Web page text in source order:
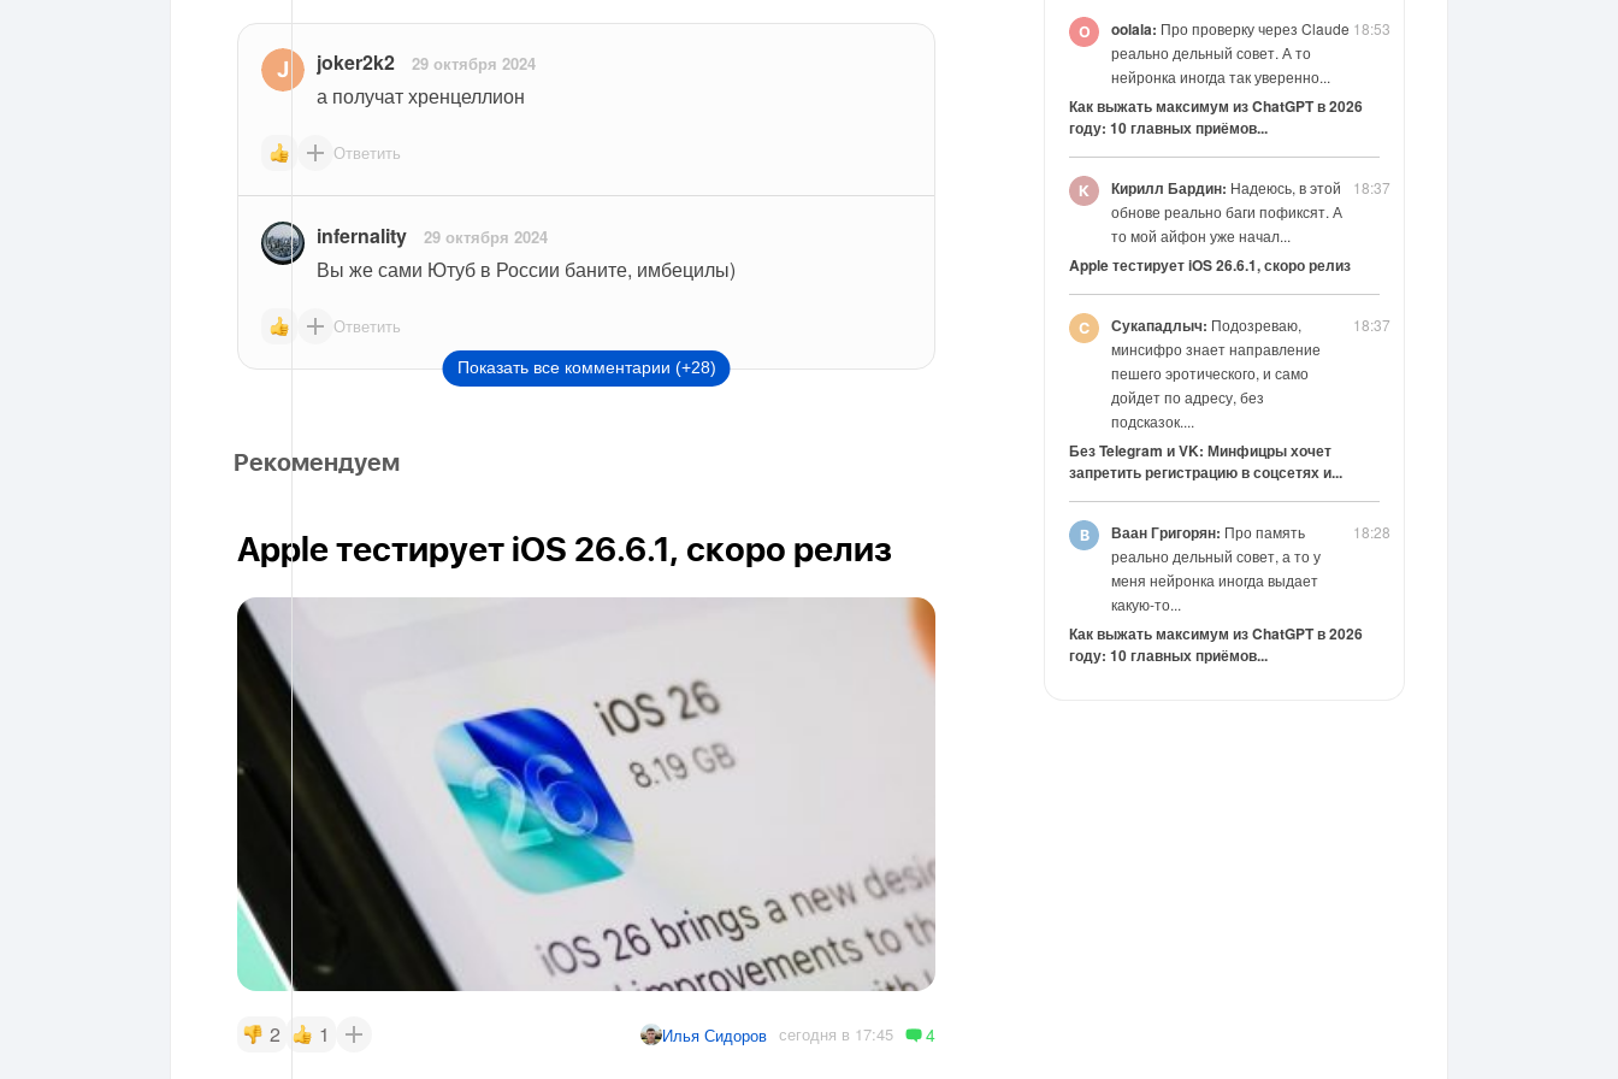
joker2k2 29 октября 2024
а получат хренцеллион
Ответить
infernality 29 октября 2024
Вы же сами Ютуб в России баните, имбецилы)
Ответить
Показать все комментарии (+28)
Рекомендуем
Apple тестирует iOS 26.6.1, скоро релиз
2 1 Илья Сидоров сегодня в 17:45 4
18:53
oolala: Про проверку через Claude
реально дельный совет. А то
нейронка иногда так уверенно...
Как выжать максимум из ChatGPT в 2026
году: 10 главных приёмов...
18:37
Кирилл Бардин: Надеюсь, в этой
обнове реально баги пофиксят. А
то мой айфон уже начал...
Apple тестирует iOS 26.6.1, скоро релиз
18:37
Сукападлыч: Подозреваю,
минсифро знает направление
пешего эротического, и само
дойдет по адресу, без
подсказок....
Без Telegram и VK: Минфицры хочет
запретить регистрацию в соцсетях и...
18:28
Ваан Григорян: Про память
реально дельный совет, а то у
меня нейронка иногда выдает
какую-то...
Как выжать максимум из ChatGPT в 2026
году: 10 главных приёмов...